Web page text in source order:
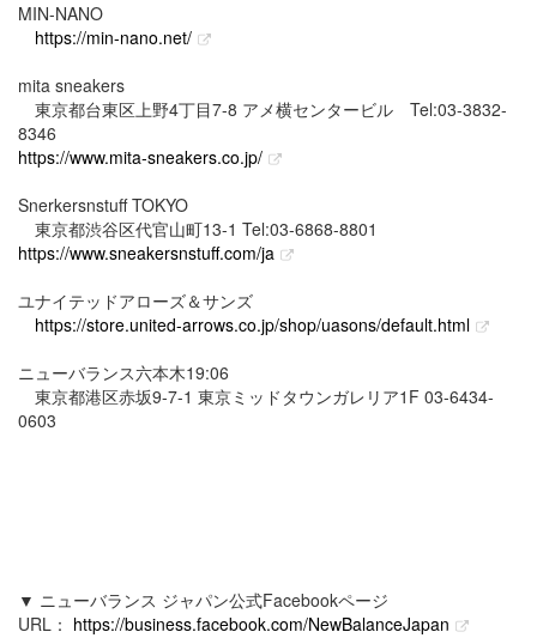
MIN-NANO
https://min-nano.net/
mita sneakers
東京都台東区上野4丁目7-8 アメ横センタービル Tel:03-3832-
8346
https://www.mita-sneakers.co.jp/
Snerkersnstuff TOKYO
東京都渋谷区代官山町13-1 Tel:03-6868-8801
https://www.sneakersnstuff.com/ja
ユナイテッドアローズ＆サンズ
https://store.united-arrows.co.jp/shop/uasons/default.html
ニューバランス六本木19:06
東京都港区赤坂9-7-1 東京ミッドタウンガレリア1F 03-6434-
0603
▼ ニューバランス ジャパン公式Facebookページ
URL： https://business.facebook.com/NewBalanceJapan